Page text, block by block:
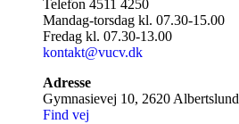
Telefon 4511 4250
Mandag-torsdag kl. 07.30-15.00
Fredag kl. 07.30-13.00
kontakt@vucv.dk
Adresse
Gymnasievej 10, 2620 Albertslund
Find vej